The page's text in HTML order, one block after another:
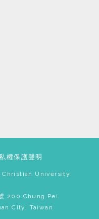
權保護聲明
Christian University
200 Chung Pei
City, Taiwan